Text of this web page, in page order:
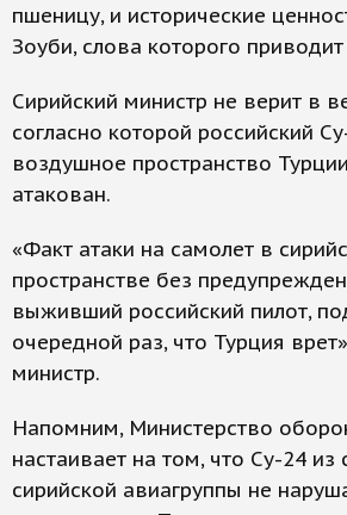
пшеницу, и исторические
Зоуби, слова которого
Сирийский министр не верит в
согласно которой российский
воздушное пространство
атакован.
«Факт атаки на самолет в
пространстве без
выживший российский пилот,
очередной раз, что Турция
министр.
Напомним, Министерство
настаивает на том, что Су-24 из
сирийской авиагруппы не